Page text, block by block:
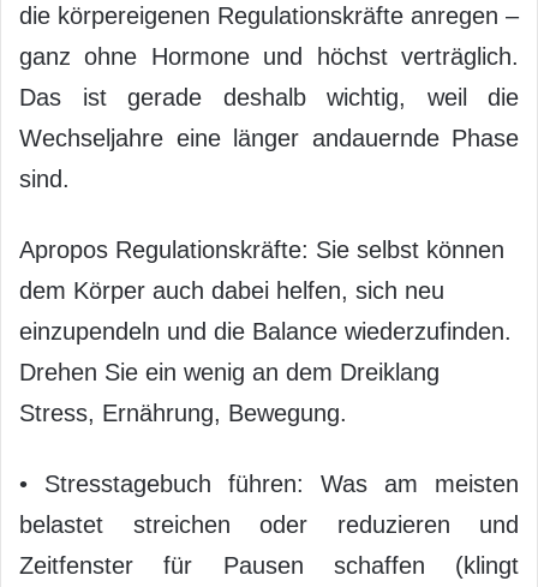
die körpereigenen Regulationskräfte anregen –
ganz ohne Hormone und höchst verträglich.
Das ist gerade deshalb wichtig, weil die
Wechseljahre eine länger andauernde Phase
sind.
Apropos Regulationskräfte: Sie selbst können
dem Körper auch dabei helfen, sich neu
einzupendeln und die Balance wiederzufinden.
Drehen Sie ein wenig an dem Dreiklang
Stress, Ernährung, Bewegung.
• Stresstagebuch führen: Was am meisten
belastet streichen oder reduzieren und
Zeitfenster für Pausen schaffen (klingt